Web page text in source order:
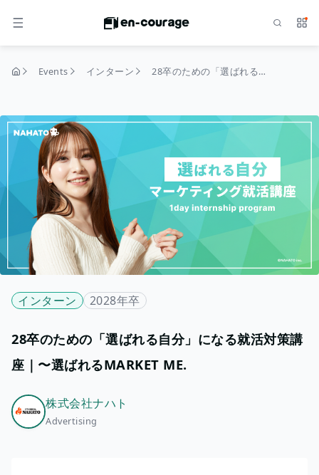
MENU Search
home Events インターン 28卒のための「選ばれる自分」になる就活対策講座｜〜選ばれるMARKET ME.
インターン 2028年卒
28卒のための「選ばれる自分」になる就活対策講
座｜〜選ばれるMARKET ME.
株式会社ナハト
Advertising